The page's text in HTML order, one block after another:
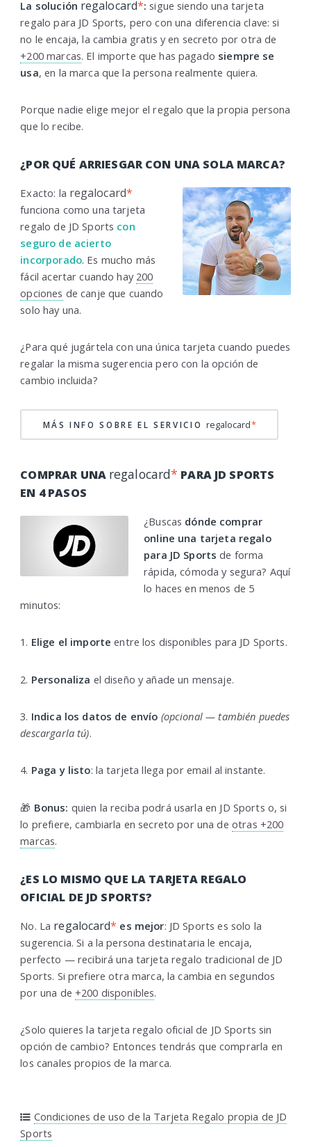
La solución regalocard*: sigue siendo una tarjeta
regalo para JD Sports, pero con una diferencia clave: si
no le encaja, la cambia gratis y en secreto por otra de
+200 marcas. El importe que has pagado siempre se
usa, en la marca que la persona realmente quiera.
Porque nadie elige mejor el regalo que la propia persona
que lo recibe.
¿POR QUÉ ARRIESGAR CON UNA SOLA MARCA?
Exacto: la regalocard*
funciona como una tarjeta
regalo de JD Sports con
seguro de acierto
incorporado. Es mucho más
fácil acertar cuando hay 200
opciones de canje que cuando
solo hay una.
¿Para qué jugártela con una única tarjeta cuando puedes
regalar la misma sugerencia pero con la opción de
cambio incluida?
MÁS INFO SOBRE EL SERVICIO regalocard*
COMPRAR UNA regalocard* PARA JD SPORTS
EN 4 PASOS
¿Buscas dónde comprar
online una tarjeta regalo
para JD Sports de forma
rápida, cómoda y segura? Aquí
lo haces en menos de 5
minutos:
1. Elige el importe entre los disponibles para JD Sports.
2. Personaliza el diseño y añade un mensaje.
3. Indica los datos de envío (opcional — también puedes
descargarla tú).
4. Paga y listo: la tarjeta llega por email al instante.
🎁 Bonus: quien la reciba podrá usarla en JD Sports o, si
lo prefiere, cambiarla en secreto por una de otras +200
marcas.
¿ES LO MISMO QUE LA TARJETA REGALO
OFICIAL DE JD SPORTS?
No. La regalocard* es mejor: JD Sports es solo la
sugerencia. Si a la persona destinataria le encaja,
perfecto — recibirá una tarjeta regalo tradicional de JD
Sports. Si prefiere otra marca, la cambia en segundos
por una de +200 disponibles.
¿Solo quieres la tarjeta regalo oficial de JD Sports sin
opción de cambio? Entonces tendrás que comprarla en
los canales propios de la marca.
Condiciones de uso de la Tarjeta Regalo propia de JD
Sports